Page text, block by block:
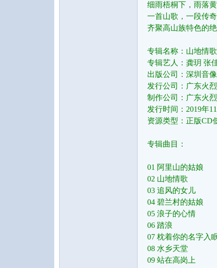
细雨梧桐下，雨落
一首山歌，一段传
齐聚高山族特色的
专辑名称：山地情
专辑艺人：龚玥 张
出版公司：深圳音
发行公司：广东火
制作公司：广东火
发行时间：2019年
资源类型：正版CD
专辑曲目：
01 阿里山的姑娘
02 山地情歌
03 追风的女儿
04 碧兰村的姑娘
05 浪子的心情
06 踏浪
07 枕着你的名字入
08 水乡天堂
09 站在高岗上